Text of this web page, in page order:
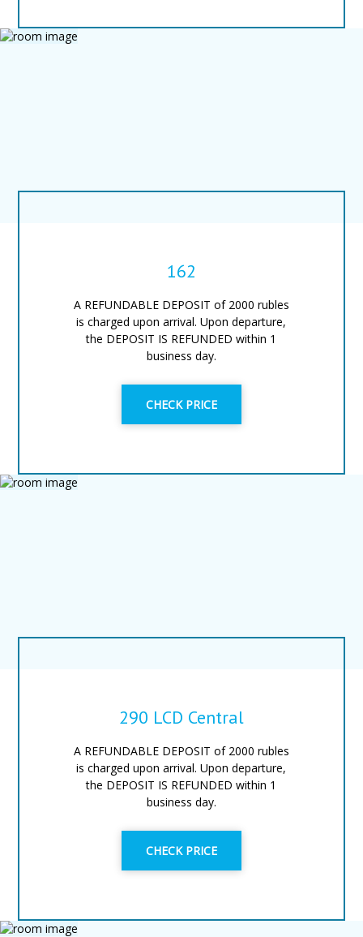
162
A REFUNDABLE DEPOSIT of 2000 rubles
is charged upon arrival. Upon departure,
the DEPOSIT IS REFUNDED within 1
business day.
CHECK PRICE
290 LCD Central
A REFUNDABLE DEPOSIT of 2000 rubles
is charged upon arrival. Upon departure,
the DEPOSIT IS REFUNDED within 1
business day.
CHECK PRICE